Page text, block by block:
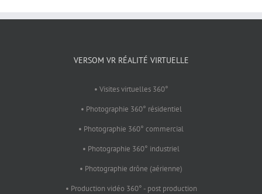
VERSOM VR RÉALITÉ VIRTUELLE
• Visites virtuelles 360°
• Photographie 360° résidentiel
• Photographie 360° commercial
• Photographie 360° industriel
• Photographie drône (aérienne)
• Production vidéo 360° - post production